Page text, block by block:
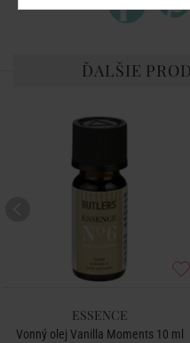
ĎALŠIE
ESSENCE
Vonný olej Vanilla Moments 10 ml